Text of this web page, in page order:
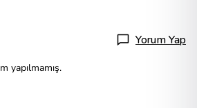
Yorum Yap
yapılmamış.